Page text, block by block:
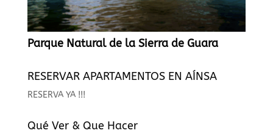
Parque Natural de la Sierra de Guara
RESERVAR APARTAMENTOS EN AÍNSA
RESERVA YA !!!
Qué Ver & Que Hacer